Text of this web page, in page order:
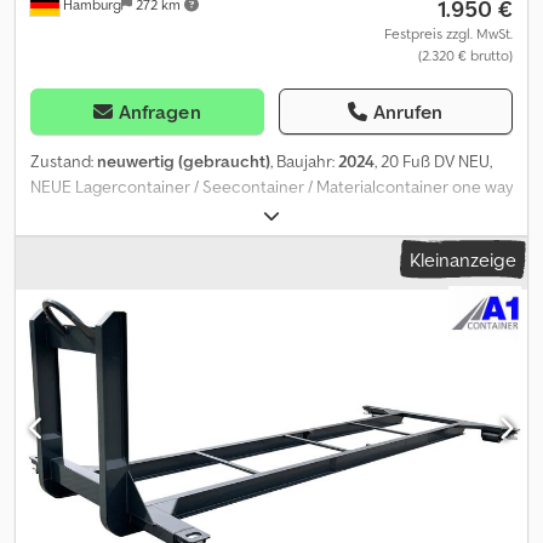
Hamburg 272 km 1.950 €
Festpreis zzgl. MwSt.
(2.320 € brutto)
Anfragen Anrufen
Zustand: neuwertig (gebraucht), Baujahr:2024, 20 Fuß DV NEU,
NEUE Lagercontainer / Seecontainer / Materialcontainer one way
- SONDERFARBE! RAL 3001 Signalrot mit Easy-Open-Door System
Lockbox für das sichere Abschließen Der Vorteil von
Lagercontainern liegt insbesondere in ihrer Vielseitigkeit was die
einen längeren Zeitraum benutzt werden oder als kurze
Zwischenlösung mit anschließendem Weitertransport
bereitgestellt werden. Aufgrund ihrer Bauweise bieten die
Lagercontainer aber auch die Möglichkeit, bei Bedarf schnell
umgesetzt werden zu können. Damit bieten Lagercontainer
hervorragende Möglichkeiten zur flexiblen Lagerung.
AUSLIEFERUNGSZUSTAND: komplett einsatzbereit und
funktionstüchtig, wind- und wasserdicht wind- und wasserdicht,
gereinigt CSC Zertifikat (zertifizierter Sicherheitsstandard) neue
Kleinanzeige